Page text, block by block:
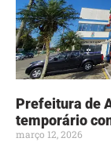
Prefeitura de
temporário
março 12, 2026